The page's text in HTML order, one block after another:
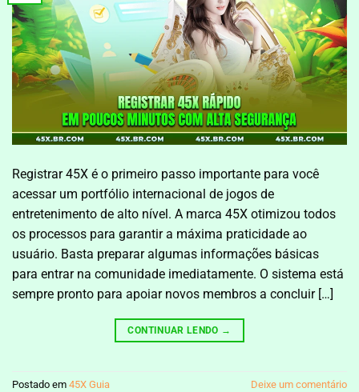
Registrar 45X é o primeiro passo importante para você
acessar um portfólio internacional de jogos de
entretenimento de alto nível. A marca 45X otimizou todos
os processos para garantir a máxima praticidade ao
usuário. Basta preparar algumas informações básicas
para entrar na comunidade imediatamente. O sistema está
sempre pronto para apoiar novos membros a concluir […]
CONTINUAR LENDO →
Postado em 45X Guia Deixe um comentário